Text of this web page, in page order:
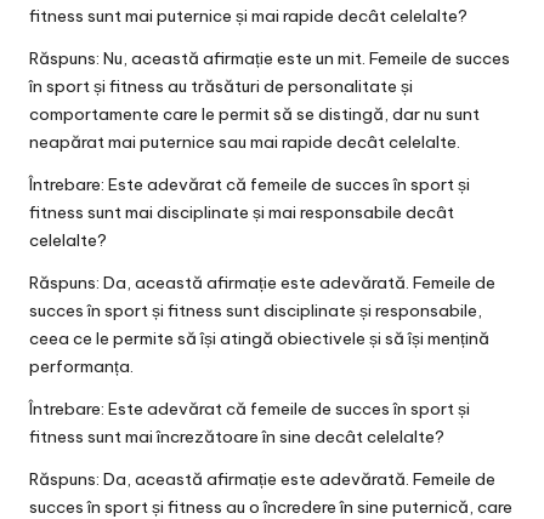
fitness sunt mai puternice și mai rapide decât celelalte?
Răspuns: Nu, această afirmație este un mit. Femeile de succes
în sport și fitness au trăsături de personalitate și
comportamente care le permit să se distingă, dar nu sunt
neapărat mai puternice sau mai rapide decât celelalte.
Întrebare: Este adevărat că femeile de succes în sport și
fitness sunt mai disciplinate și mai responsabile decât
celelalte?
Răspuns: Da, această afirmație este adevărată. Femeile de
succes în sport și fitness sunt disciplinate și responsabile,
ceea ce le permite să își atingă obiectivele și să își mențină
performanța.
Întrebare: Este adevărat că femeile de succes în sport și
fitness sunt mai încrezătoare în sine decât celelalte?
Răspuns: Da, această afirmație este adevărată. Femeile de
succes în sport și fitness au o încredere în sine puternică, care